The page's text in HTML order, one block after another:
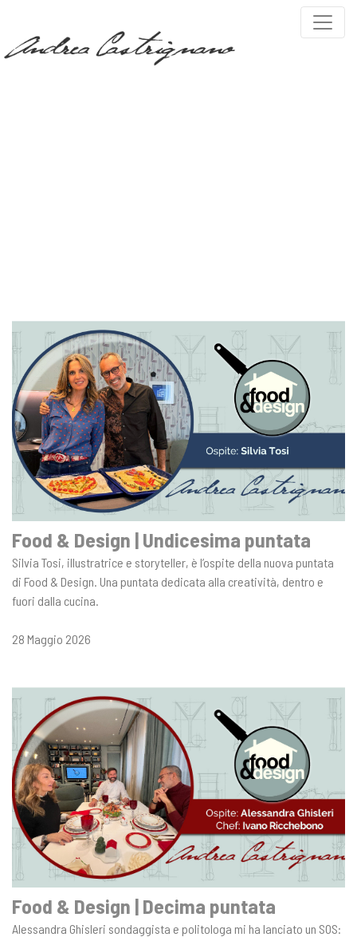
Food & Design | Undicesima puntata
Silvia Tosi, illustratrice e storyteller, è l’ospite della nuova puntata
di Food & Design. Una puntata dedicata alla creatività, dentro e
fuori dalla cucina.
28 Maggio 2026
Food & Design | Decima puntata
Alessandra Ghisleri‬ sondaggista e politologa mi ha lanciato un SOS: